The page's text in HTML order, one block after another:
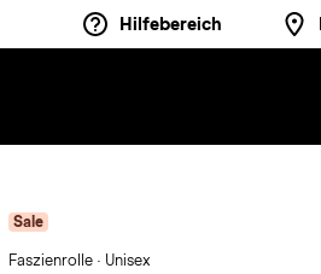
Hilfebereich
Sale
Faszienrolle · Unisex